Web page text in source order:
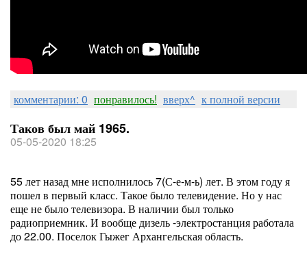
комментарии: 0 понравилось! вверх^ к полной версии
Таков был май 1965.
05-05-2020 18:25
55 лет назад мне исполнилось 7(С-е-м-ь) лет. В этом году я
пошел в первый класс. Такое было телевидение. Но у нас
еще не было телевизора. В наличии был только
радиоприемник. И вообще дизель -электростанция работала
до 22.00. Поселок Гыжег Архангельская область.